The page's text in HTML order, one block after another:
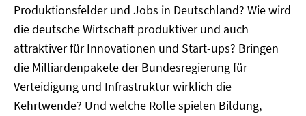
Produktionsfelder und Jobs in Deutschland? Wie wird
die deutsche Wirtschaft produktiver und auch
attraktiver für Innovationen und Start-ups? Bringen
die Milliardenpakete der Bundesregierung für
Verteidigung und Infrastruktur wirklich die
Kehrtwende? Und welche Rolle spielen Bildung,